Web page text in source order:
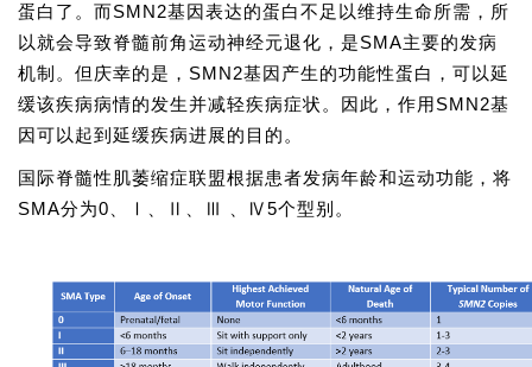
蛋白了。而SMN2基因表达的蛋白不足以维持生命所需，所
以就会导致脊髓前角运动神经元退化，是SMA主要的发病
机制。但庆幸的是，SMN2基因产生的功能性蛋白，可以延
缓该疾病病情的发生并减轻疾病症状。因此，作用SMN2基
因可以起到延缓疾病进展的目的。
国际脊髓性肌萎缩症联盟根据患者发病年龄和运动功能，将
SMA分为0、Ⅰ、Ⅱ、Ⅲ 、Ⅳ5个型别。